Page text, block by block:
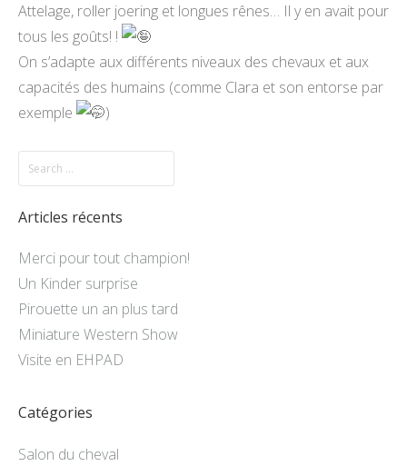
Attelage, roller joering et longues rênes… Il y en avait pour
tous les goûts! !
On s’adapte aux différents niveaux des chevaux et aux
capacités des humains (comme Clara et son entorse par
exemple
)
Articles récents
Merci pour tout champion!
Un Kinder surprise
Pirouette un an plus tard
Miniature Western Show
Visite en EHPAD
Catégories
Salon du cheval